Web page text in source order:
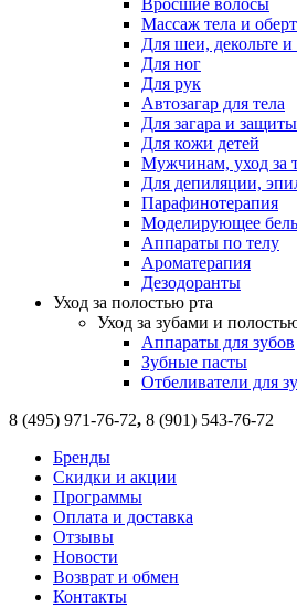
Вросшие волосы
Массаж тела и
Для шеи, декольте и
Для ног
Для рук
Автозагар для тела
Для загара и
Для кожи детей
Мужчинам, уход за
Для депиляции,
Парафинотерапия
Моделирующее
Аппараты по телу
Ароматерапия
Дезодоранты
Уход за полостью рта
Уход за зубами и
Аппараты для зубов
Зубные пасты
Отбеливатели для
8 (495) 971-76-72, 8 (901) 543-76-72
Бренды
Скидки и акции
Программы
Оплата и доставка
Отзывы
Новости
Возврат и обмен
Контакты